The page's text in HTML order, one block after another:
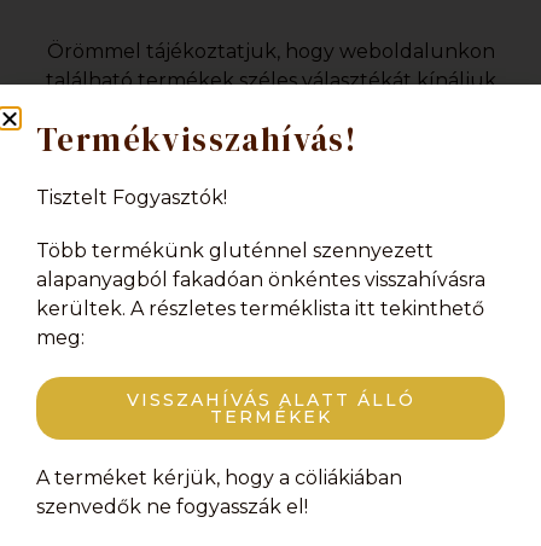
Örömmel tájékoztatjuk, hogy weboldalunkon
található termékek széles választékát kínáljuk
sajnos magánszemélyek részére nem áll
információra lenne szüksége termékeinkkel vagy
velünk a kapcsolatot az alábbi email címen:
Termékvisszahívás!
Tisztelt Fogyasztók!
Több termékünk gluténnel szennyezett
alapanyagból fakadóan önkéntes visszahívásra
kerültek. A részletes terméklista itt tekinthető
meg:
VISSZAHÍVÁS ALATT ÁLLÓ
TERMÉKEK
A terméket kérjük, hogy a cöliákiában
szenvedők ne fogyasszák el!